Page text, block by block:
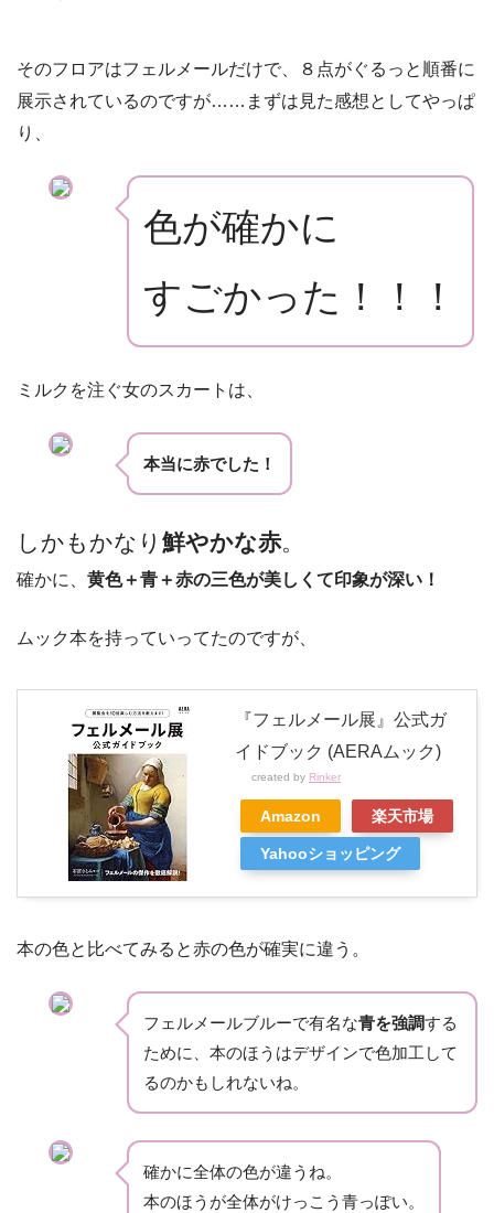
そのフロアはフェルメールだけで、８点がぐるっと順番に
展示されているのですが……まずは見た感想としてやっぱ
り、
色が確かに
すごかった！！！
ミルクを注ぐ女のスカートは、
本当に赤でした！
しかもかなり 鮮やかな赤。
確かに、 黄色＋青＋赤の三色が美しくて印象が深い！
ムック本を持っていってたのですが、
『フェルメール展』公式ガ
イドブック (AERAムック)
created by Rinker
Amazon 楽天市場
Yahooショッピング
本の色と比べてみると赤の色が確実に違う。
フェルメールブルーで有名な青を強調する
ために、本のほうはデザインで色加工して
るのかもしれないね。
確かに全体の色が違うね。
本のほうが全体がけっこう青っぽい。